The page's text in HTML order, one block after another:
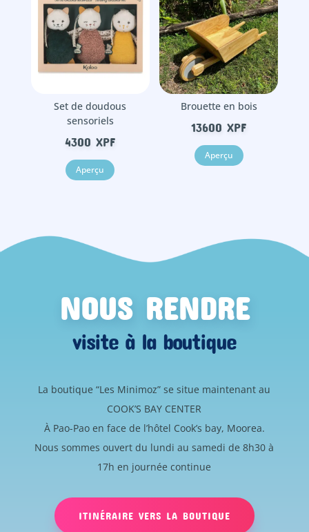
Set de doudous
sensoriels
4300XPF
Aperçu
Brouette en bois
13600XPF
Aperçu
NOUS RENDRE
visite à la boutique
La boutique “Les Minimoz” se situe maintenant au
COOK’S BAY CENTER
À Pao-Pao en face de l’hôtel Cook’s bay, Moorea.
Nous sommes ouvert du lundi au samedi de 8h30 à
17h en journée continue
ITINÉRAIRE VERS LA BOUTIQUE